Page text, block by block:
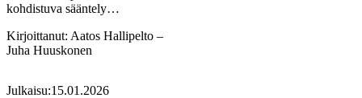
kohdistuva sääntely…
Kirjoittanut: Aatos Hallipelto –
Juha Huuskonen
Julkaisu:15.01.2026